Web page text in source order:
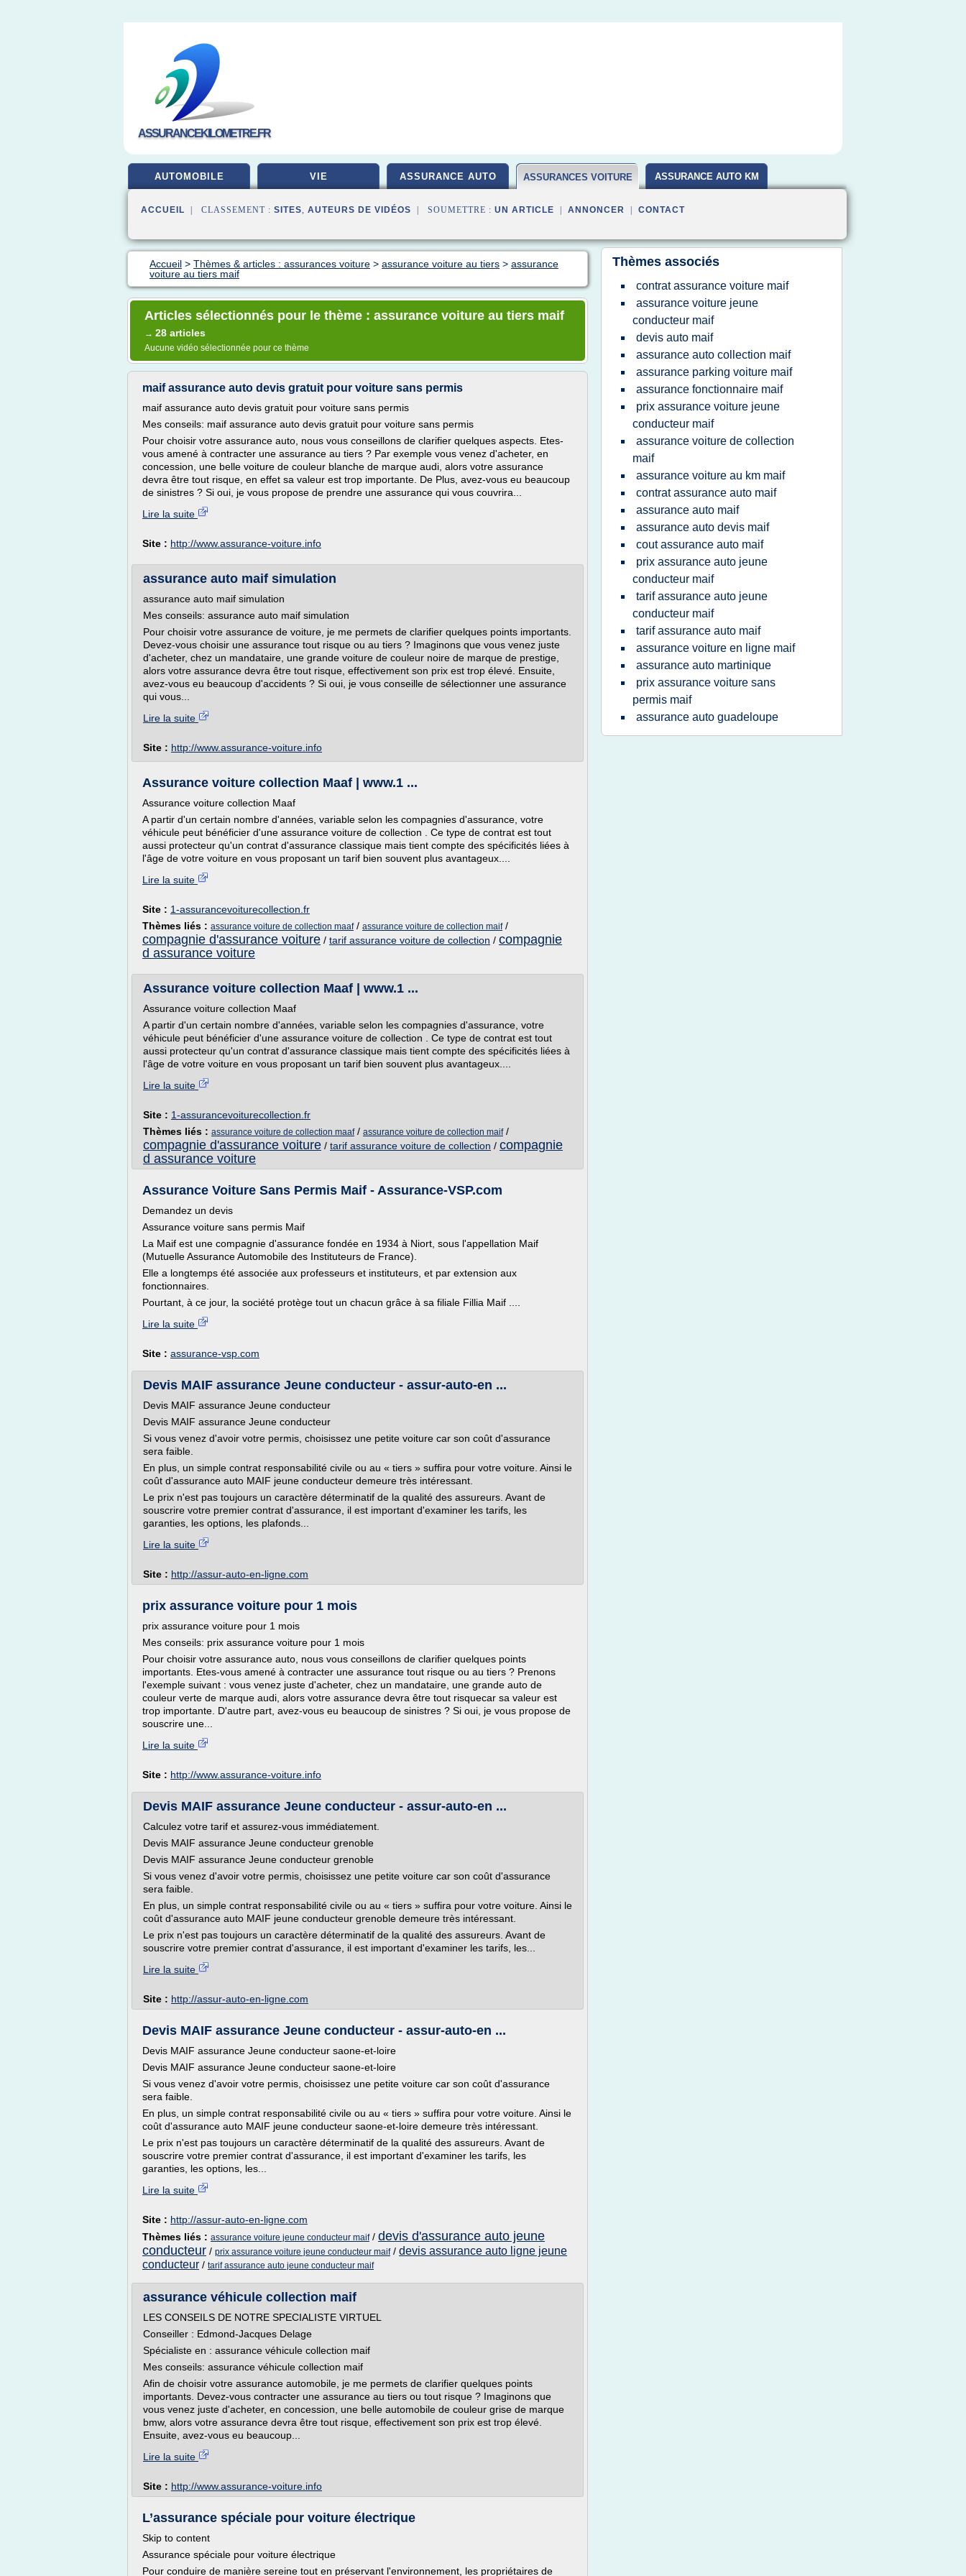
ASSURANCEKILOMETRE.FR
AUTOMOBILE VIE ASSURANCE AUTO ASSURANCES VOITURE ASSURANCE AUTO KM
ACCUEIL | CLASSEMENT : SITES, AUTEURS DE VIDÉOS | SOUMETTRE : UN ARTICLE ANNONCER CONTACT
Accueil > Thèmes & articles : assurances voiture > assurance voiture au tiers > assurance
voiture au tiers maif
Articles sélectionnés pour le thème : assurance voiture au tiers maif
→ 28 articles
Aucune vidéo sélectionnée pour ce thème
maif assurance auto devis gratuit pour voiture sans permis
maif assurance auto devis gratuit pour voiture sans permis
Mes conseils: maif assurance auto devis gratuit pour voiture sans permis
Pour choisir votre assurance auto, nous vous conseillons de clarifier quelques aspects. Etes-
vous amené à contracter une assurance au tiers ? Par exemple vous venez d'acheter, en
concession, une belle voiture de couleur blanche de marque audi, alors votre assurance
devra être tout risque, en effet sa valeur est trop importante. De Plus, avez-vous eu beaucoup
de sinistres ? Si oui, je vous propose de prendre une assurance qui vous couvrira...
Lire la suite
Site : http://www.assurance-voiture.info
assurance auto maif simulation
assurance auto maif simulation
Mes conseils: assurance auto maif simulation
Pour choisir votre assurance de voiture, je me permets de clarifier quelques points importants.
Devez-vous choisir une assurance tout risque ou au tiers ? Imaginons que vous venez juste
d'acheter, chez un mandataire, une grande voiture de couleur noire de marque de prestige,
alors votre assurance devra être tout risque, effectivement son prix est trop élevé. Ensuite,
avez-vous eu beaucoup d'accidents ? Si oui, je vous conseille de sélectionner une assurance
qui vous...
Lire la suite
Site : http://www.assurance-voiture.info
Assurance voiture collection Maaf | www.1 ...
Assurance voiture collection Maaf
A partir d'un certain nombre d'années, variable selon les compagnies d'assurance, votre
véhicule peut bénéficier d'une assurance voiture de collection . Ce type de contrat est tout
aussi protecteur qu'un contrat d'assurance classique mais tient compte des spécificités liées à
l'âge de votre voiture en vous proposant un tarif bien souvent plus avantageux....
Lire la suite
Site : 1-assurancevoiturecollection.fr
Thèmes liés : assurance voiture de collection maaf/ assurance voiture de collection maif/
compagnie d'assurance voiture / tarif assurance voiture de collection / compagnie
d assurance voiture
Assurance voiture collection Maaf | www.1 ...
Assurance voiture collection Maaf
A partir d'un certain nombre d'années, variable selon les compagnies d'assurance, votre
véhicule peut bénéficier d'une assurance voiture de collection . Ce type de contrat est tout
aussi protecteur qu'un contrat d'assurance classique mais tient compte des spécificités liées à
l'âge de votre voiture en vous proposant un tarif bien souvent plus avantageux....
Lire la suite
Site : 1-assurancevoiturecollection.fr
Thèmes liés : assurance voiture de collection maaf/ assurance voiture de collection maif/
compagnie d'assurance voiture / tarif assurance voiture de collection / compagnie
d assurance voiture
Assurance Voiture Sans Permis Maif - Assurance-VSP.com
Demandez un devis
Assurance voiture sans permis Maif
La Maif est une compagnie d'assurance fondée en 1934 à Niort, sous l'appellation Maif
(Mutuelle Assurance Automobile des Instituteurs de France).
Elle a longtemps été associée aux professeurs et instituteurs, et par extension aux
fonctionnaires.
Pourtant, à ce jour, la société protège tout un chacun grâce à sa filiale Fillia Maif ....
Lire la suite
Site : assurance-vsp.com
Devis MAIF assurance Jeune conducteur - assur-auto-en ...
Devis MAIF assurance Jeune conducteur
Devis MAIF assurance Jeune conducteur
Si vous venez d'avoir votre permis, choisissez une petite voiture car son coût d'assurance
sera faible.
En plus, un simple contrat responsabilité civile ou au « tiers » suffira pour votre voiture. Ainsi le
coût d'assurance auto MAIF jeune conducteur demeure très intéressant.
Le prix n'est pas toujours un caractère déterminatif de la qualité des assureurs. Avant de
souscrire votre premier contrat d'assurance, il est important d'examiner les tarifs, les
garanties, les options, les plafonds...
Lire la suite
Site : http://assur-auto-en-ligne.com
prix assurance voiture pour 1 mois
prix assurance voiture pour 1 mois
Mes conseils: prix assurance voiture pour 1 mois
Pour choisir votre assurance auto, nous vous conseillons de clarifier quelques points
importants. Etes-vous amené à contracter une assurance tout risque ou au tiers ? Prenons
l'exemple suivant : vous venez juste d'acheter, chez un mandataire, une grande auto de
couleur verte de marque audi, alors votre assurance devra être tout risquecar sa valeur est
trop importante. D'autre part, avez-vous eu beaucoup de sinistres ? Si oui, je vous propose de
souscrire une...
Lire la suite
Site : http://www.assurance-voiture.info
Devis MAIF assurance Jeune conducteur - assur-auto-en ...
Calculez votre tarif et assurez-vous immédiatement.
Devis MAIF assurance Jeune conducteur grenoble
Devis MAIF assurance Jeune conducteur grenoble
Si vous venez d'avoir votre permis, choisissez une petite voiture car son coût d'assurance
sera faible.
En plus, un simple contrat responsabilité civile ou au « tiers » suffira pour votre voiture. Ainsi le
coût d'assurance auto MAIF jeune conducteur grenoble demeure très intéressant.
Le prix n'est pas toujours un caractère déterminatif de la qualité des assureurs. Avant de
souscrire votre premier contrat d'assurance, il est important d'examiner les tarifs, les...
Lire la suite
Site : http://assur-auto-en-ligne.com
Devis MAIF assurance Jeune conducteur - assur-auto-en ...
Devis MAIF assurance Jeune conducteur saone-et-loire
Devis MAIF assurance Jeune conducteur saone-et-loire
Si vous venez d'avoir votre permis, choisissez une petite voiture car son coût d'assurance
sera faible.
En plus, un simple contrat responsabilité civile ou au « tiers » suffira pour votre voiture. Ainsi le
coût d'assurance auto MAIF jeune conducteur saone-et-loire demeure très intéressant.
Le prix n'est pas toujours un caractère déterminatif de la qualité des assureurs. Avant de
souscrire votre premier contrat d'assurance, il est important d'examiner les tarifs, les
garanties, les options, les...
Lire la suite
Site : http://assur-auto-en-ligne.com
Thèmes liés : assurance voiture jeune conducteur maif/ devis d'assurance auto jeune
conducteur / prix assurance voiture jeune conducteur maif/ devis assurance auto ligne jeune
conducteur / tarif assurance auto jeune conducteur maif
assurance véhicule collection maif
LES CONSEILS DE NOTRE SPECIALISTE VIRTUEL
Conseiller : Edmond-Jacques Delage
Spécialiste en : assurance véhicule collection maif
Mes conseils: assurance véhicule collection maif
Afin de choisir votre assurance automobile, je me permets de clarifier quelques points
importants. Devez-vous contracter une assurance au tiers ou tout risque ? Imaginons que
vous venez juste d'acheter, en concession, une belle automobile de couleur grise de marque
bmw, alors votre assurance devra être tout risque, effectivement son prix est trop élevé.
Ensuite, avez-vous eu beaucoup...
Lire la suite
Site : http://www.assurance-voiture.info
L’assurance spéciale pour voiture électrique
Skip to content
Assurance spéciale pour voiture électrique
Pour conduire de manière sereine tout en préservant l'environnement, les propriétaires de
Thèmes associés
contrat assurance voiture maif
assurance voiture jeune
conducteur maif
devis auto maif
assurance auto collection maif
assurance parking voiture maif
assurance fonctionnaire maif
prix assurance voiture jeune
conducteur maif
assurance voiture de collection
maif
assurance voiture au km maif
contrat assurance auto maif
assurance auto maif
assurance auto devis maif
cout assurance auto maif
prix assurance auto jeune
conducteur maif
tarif assurance auto jeune
conducteur maif
tarif assurance auto maif
assurance voiture en ligne maif
assurance auto martinique
prix assurance voiture sans
permis maif
assurance auto guadeloupe